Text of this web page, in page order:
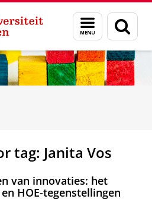
Menu
en
zoeken
of Innovation Management &
tag: Janita Vos
van innovaties: het
HOE-tegenstellingen